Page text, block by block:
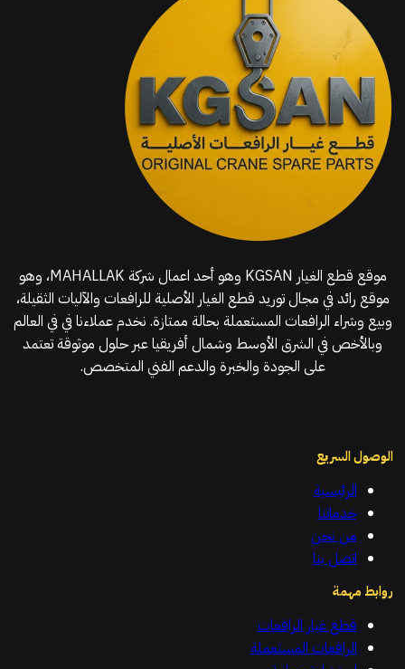
موقع قطع الغيار KGSAN وهو أحد اعمال شركة MAHALLAK، وهو
موقع رائد في مجال توريد قطع الغيار الأصلية للرافعات والآليات الثقيلة،
وبيع وشراء الرافعات المستعملة بحالة ممتازة. نخدم عملاءنا في في العالم
وبالأخص في الشرق الأوسط وشمال أفريقيا عبر حلول موثوقة تعتمد
على الجودة والخبرة والدعم الفني المتخصص.
الوصول السريع
الرئيسية
خدماتنا
من نحن
اتصل بنا
روابط مهمة
قطع غيار الرافعات
الرافعات المستعملة